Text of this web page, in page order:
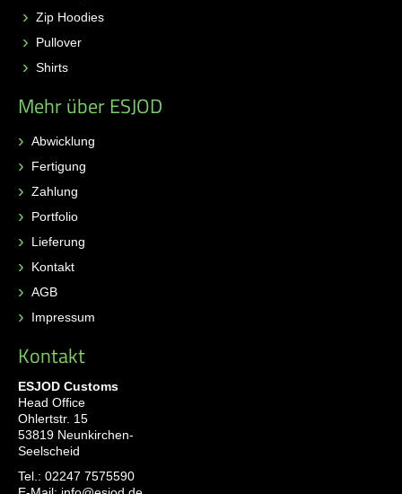
Zip Hoodies
Pullover
Shirts
Mehr über ESJOD
Abwicklung
Fertigung
Zahlung
Portfolio
Lieferung
Kontakt
AGB
Impressum
Kontakt
ESJOD Customs
Head Office
Ohlertstr. 15
53819 Neunkirchen-
Seelscheid
Tel.: 02247 7575590